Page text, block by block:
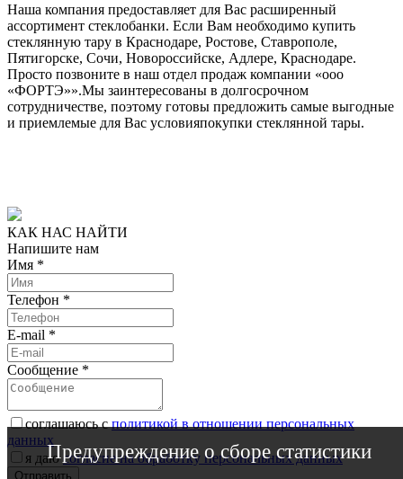
Наша компания предоставляет для Вас расширенный
ассортимент стеклобанки. Если Вам необходимо купить
стеклянную тару в Краснодаре, Ростове, Ставрополе,
Пятигорске, Сочи, Новороссийске, Адлере, Краснодаре.
Просто позвоните в наш отдел продаж компании «ооо
«ФОРТЭ»».Мы заинтересованы в долгосрочном
сотрудничестве, поэтому готовы предложить самые выгодные
и приемлемые для Вас условияпокупки стеклянной тары.
КАК НАС НАЙТИ
Напишите нам
Имя *
Телефон *
E-mail *
Сообщение *
соглашаюсь сполитикой в отношении персональных
данных
я даю согласие на обработку персональных данных
Отправить
Предупреждение о сборе статистики